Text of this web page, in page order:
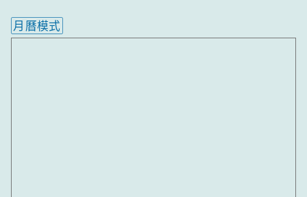
月曆模式